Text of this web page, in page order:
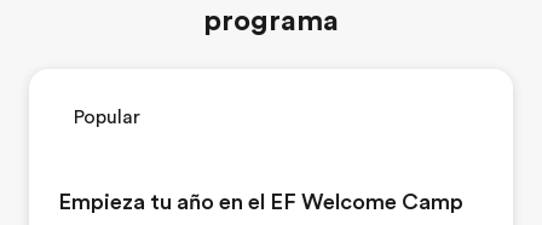
programa
Popular
Empieza tu año en el EF Welcome Camp